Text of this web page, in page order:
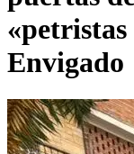
«petristas
Envigado